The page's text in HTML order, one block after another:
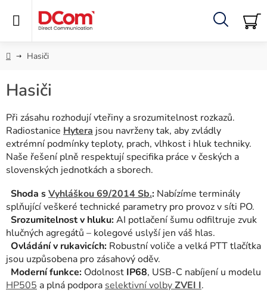
Hledat
DomůHasiči
Hasiči
Při zásahu rozhodují vteřiny a srozumitelnost rozkazů.
Radiostanice Hytera jsou navrženy tak, aby zvládly
extrémní podmínky teploty, prach, vlhkost i hluk techniky.
Naše řešení plně respektují specifika práce v českých a
slovenských jednotkách a sborech.
Shoda sVyhláškou 69/2014 Sb.: Nabízíme terminály
splňující veškeré technické parametry pro provoz v síti PO.
Srozumitelnost v hluku:AI potlačení šumu odfiltruje zvuk
hlučných agregátů – kolegové uslyší jen váš hlas.
Ovládání v rukavicích: Robustní voliče a velká PTT tlačítka
jsou uzpůsobena pro zásahový oděv.
Moderní funkce: Odolnost IP68, USB-C nabíjení u modelu
HP505 a plná podpora selektivní volbyZVEI I.